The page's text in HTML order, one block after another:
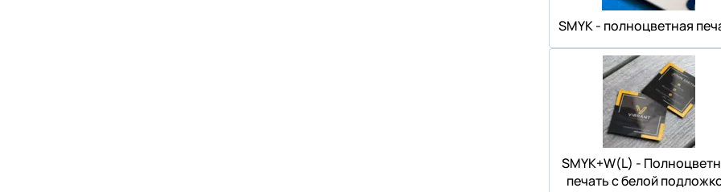
SMYK - полноцветная
SMYK+W(L) -
печать с белой